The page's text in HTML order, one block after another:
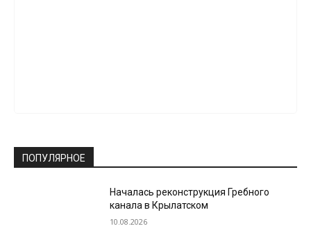
ПОПУЛЯРНОЕ
Началась реконструкция Гребного
канала в Крылатском
10.08.2026